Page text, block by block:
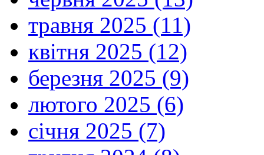
травня 2025 (11)
квітня 2025 (12)
березня 2025 (9)
лютого 2025 (6)
січня 2025 (7)